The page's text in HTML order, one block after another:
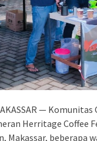
—
Herritage Coffee
Makassar, beberapa